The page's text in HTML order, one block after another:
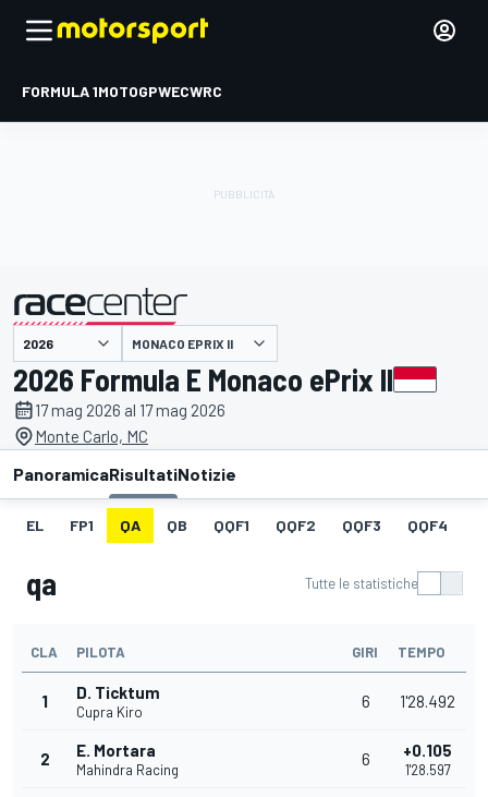
FORMULA 1MOTOGPWECWRC
presentato da MONACO EPRIX II
2026 Formula E Monaco ePrix II
17 mag 2026 al 17 mag 2026
Monte Carlo, MC
PanoramicaRisultatiNotizie
EL FP1 QA QB QQF1 QQF2 QQF3 QQF4
qa Tutte le statistiche
CLA PILOTA GIRI TEMPO
1 D. Ticktum
Cupra Kiro
6 1'28.492
2 E. Mortara
Mahindra Racing
6 +0.105
1'28.597